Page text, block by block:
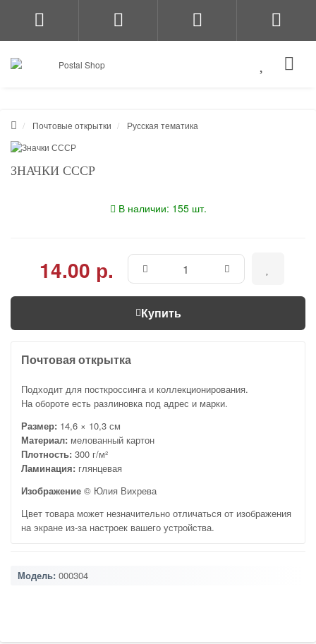
Почтовые открытки Русская тематика
ЗНАЧКИ СССР
В наличии: 155 шт.
14.00 р.
Купить
Почтовая открытка
Подходит для посткроссинга и коллекционирования.
На обороте есть разлиновка под адрес и марки.
Размер: 14,6 × 10,3 см
Материал: мелованный картон
Плотность: 300 г/м²
Ламинация: глянцевая
Изображение © Юлия Вихрева
Цвет товара может незначительно отличаться от изображения
на экране из-за настроек вашего устройства.
Модель: 000304